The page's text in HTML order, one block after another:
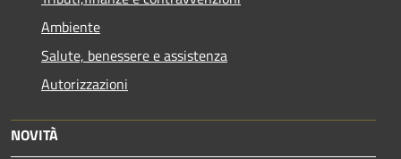
Ambiente
Salute, benessere e assistenza
Autorizzazioni
NOVITÀ